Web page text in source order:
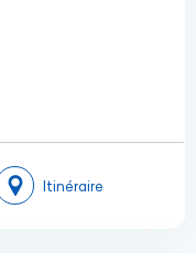
Itinéraire